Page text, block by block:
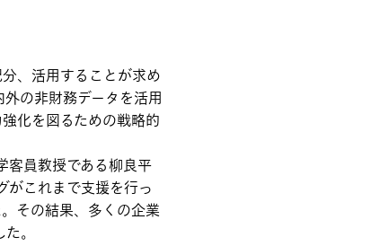
、活用することが求め
の非財務データを活用
化を図るための戦略的
客員教授である柳良平
がこれまで支援を行っ
その結果、多くの企業
。